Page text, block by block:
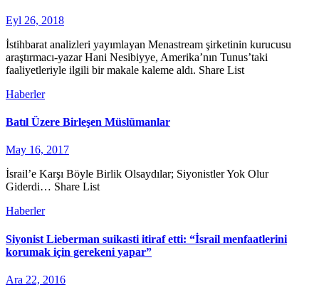
Eyl 26, 2018
İstihbarat analizleri yayımlayan Menastream şirketinin kurucusu
araştırmacı-yazar Hani Nesibiyye, Amerika’nın Tunus’taki
faaliyetleriyle ilgili bir makale kaleme aldı. Share List
Haberler
Batıl Üzere Birleşen Müslümanlar
May 16, 2017
İsrail’e Karşı Böyle Birlik Olsaydılar; Siyonistler Yok Olur
Giderdi… Share List
Haberler
Siyonist Lieberman suikasti itiraf etti: “İsrail menfaatlerini
korumak için gerekeni yapar”
Ara 22, 2016